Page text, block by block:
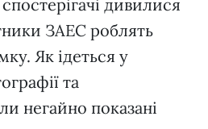
спостерігачі дивилися
ЗАЕС роблять
Як ідеться у
та
негайно показані